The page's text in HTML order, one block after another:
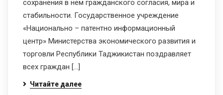
сохранения в нём гражданского согласия, мира и
стабильности. Государственное учреждение
«Национально – патентно информационный
центр» Министерства экономического развития и
торговли Республики Таджикистан поздравляет
всех граждан […]
Читайте далее